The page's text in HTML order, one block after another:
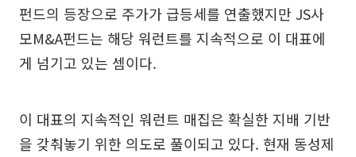
펀드의 등장으로 주가가 급등세를 연출했지만 JS사
모M&A펀드는 해당 워런트를 지속적으로 이 대표에
게 넘기고 있는 셈이다.
이 대표의 지속적인 워런트 매집은 확실한 지배 기반
을 갖춰놓기 위한 의도로 풀이되고 있다. 현재 동성제